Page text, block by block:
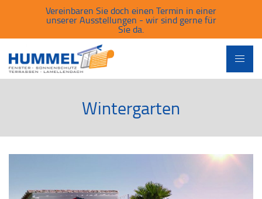
Vereinbaren Sie doch einen Termin in einer
unserer Ausstellungen - wir sind gerne für
Sie da.
Wintergarten